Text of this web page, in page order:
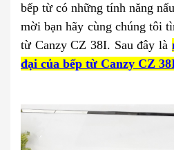
bếp từ có những tính năng
mời bạn hãy cùng chúng tôi
từ Canzy CZ 38I. Sau đây là
đại của bếp từ Canzy CZ